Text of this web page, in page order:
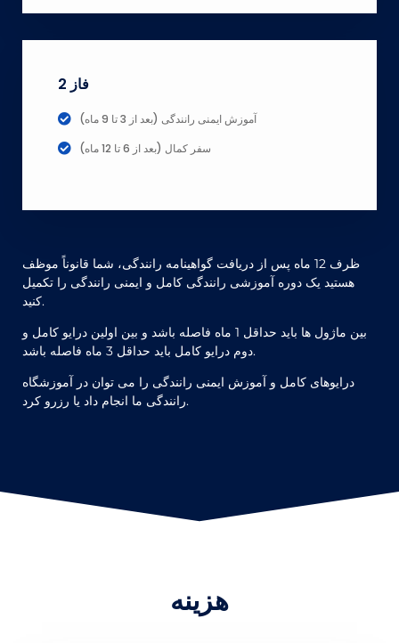
فاز 2
آموزش ایمنی رانندگی (بعد از 3 تا 9 ماه)
سفر کمال (بعد از 6 تا 12 ماه)
ظرف 12 ماه پس از دریافت گواهینامه رانندگی، شما قانوناً موظف
هستید یک دوره آموزشی رانندگی کامل و ایمنی رانندگی را تکمیل
کنید.
بین ماژول ها باید حداقل 1 ماه فاصله باشد و بین اولین درایو کامل و
دوم درایو کامل باید حداقل 3 ماه فاصله باشد.
درایوهای کامل و آموزش ایمنی رانندگی را می توان در آموزشگاه
رانندگی ما انجام داد یا رزرو کرد.
هزینه